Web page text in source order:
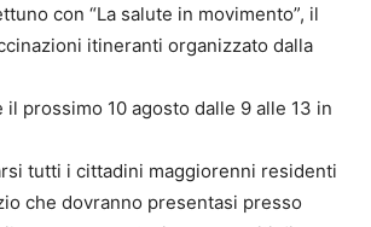
con “La salute in movimento”, il
itineranti organizzato dalla
il prossimo 10 agosto dalle 9 alle 13 in
tutti i cittadini maggiorenni residenti
che dovranno presentasi presso